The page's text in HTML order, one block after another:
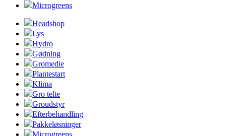
Microgreens
Headshop
Lys
Hydro
Gødning
Gromedie
Plantestart
Klima
Gro telte
Groudstyr
Efterbehandling
Pakkeløsninger
Microgreens